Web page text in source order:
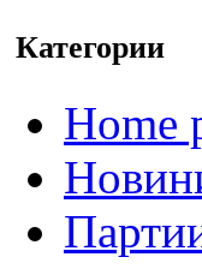
Категории
Home